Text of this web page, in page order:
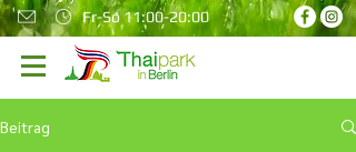
Fr-So 11:00-20:00
Beitrag